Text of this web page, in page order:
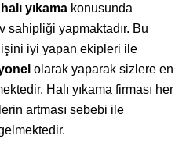
yıkama konusunda
sahipliği yapmaktadır. Bu
işini iyi yapan ekipleri ile
olarak yaparak sizlere en
Halı yıkama firması her
artması sebebi ile